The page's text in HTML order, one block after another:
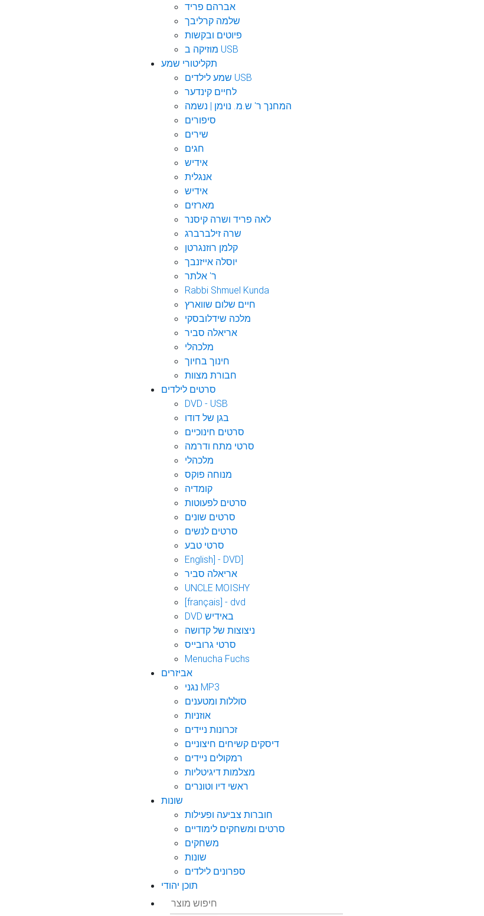
אברהם פריד
שלמה קרליבך
פיוטים ובקשות
מוזיקה ב USB
תקליטורי שמע
שמע לילדים USB
לחיים קינדער
המחנך ר' ש.מ. נוימן | נשמה
סיפורים
שירים
חגים
אידיש
אנגלית
אידיש
מארזים
לאה פריד ושרה קיסנר
שרה זילברברג
קלמן רוזנגרטן
יוסלה אייזנבך
ר' אלתר
Rabbi Shmuel Kunda
חיים שלום שווארץ
מלכה שידלובסקי
אריאלה סביר
מלכהלי
חינוך בחיוך
חבורת מצוות
סרטים לילדים
DVD - USB
בגן של דודו
סרטים חינוכיים
סרטי מתח ודרמה
מלכהלי
מנוחה פוקס
קומדיה
סרטים לפעוטות
סרטים שונים
סרטים לנשים
סרטי טבע
English] - DVD]
אריאלה סביר
UNCLE MOISHY
[français] - dvd
DVD באידיש
ניצוצות של קדושה
סרטי גרובייס
Menucha Fuchs
אביזרים
נגני MP3
סוללות ומטענים
אוזניות
זכרונות ניידים
דיסקים קשיחים חיצוניים
רמקולים ניידים
מצלמות דיגיטליות
ראשי דיו וטונרים
שונות
חוברות צביעה ופעילות
סרטים ומשחקים לימודיים
משחקים
שונות
ספרונים לילדים
תוכן יהודי